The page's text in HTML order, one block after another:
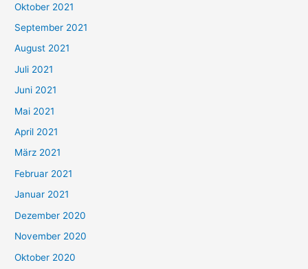
n
n
a
c
h
:
Oktober 2021
September 2021
August 2021
Juli 2021
Juni 2021
Mai 2021
April 2021
März 2021
Februar 2021
Januar 2021
Dezember 2020
November 2020
Oktober 2020